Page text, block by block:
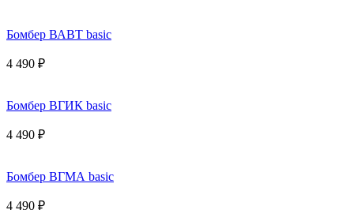
Бомбер ВАВТ basic
4 490 ₽
Бомбер ВГИК basic
4 490 ₽
Бомбер ВГМА basic
4 490 ₽